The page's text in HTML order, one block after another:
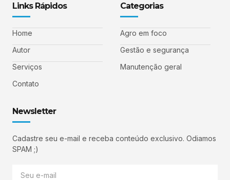
Links Rápidos
Home
Autor
Serviços
Contato
Categorias
Agro em foco
Gestão e segurança
Manutenção geral
Newsletter
Cadastre seu e-mail e receba conteúdo exclusivo. Odiamos
SPAM ;)